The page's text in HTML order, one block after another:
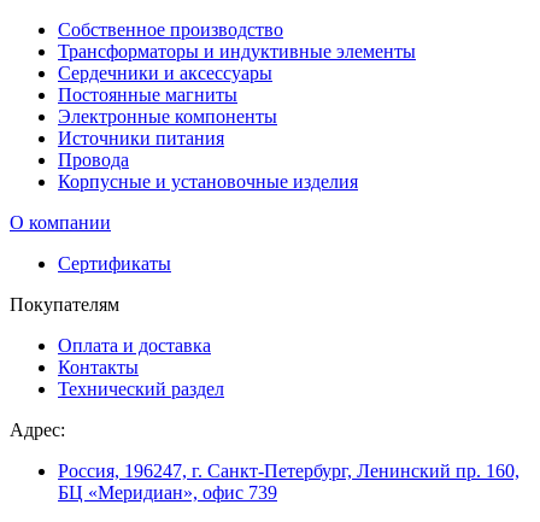
Собственное производство
Трансформаторы и индуктивные элементы
Сердечники и аксессуары
Постоянные магниты
Электронные компоненты
Источники питания
Провода
Корпусные и установочные изделия
О компании
Сертификаты
Покупателям
Оплата и доставка
Контакты
Технический раздел
Адрес:
Россия, 196247, г. Санкт-Петербург, Ленинский пр. 160,
БЦ «Меридиан», офис 739